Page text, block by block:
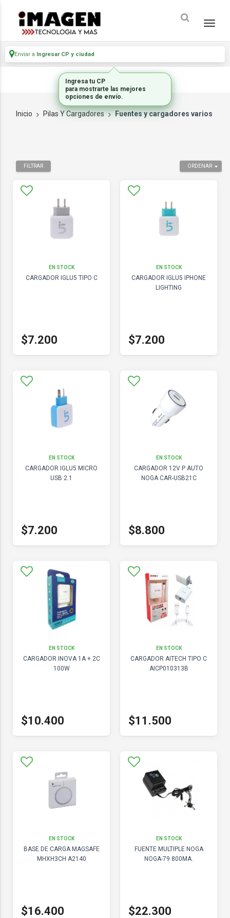
Enviar a Ingresar CP y ciudad
Inicio Pilas Y Cargadores Fuentes y cargadores varios
ORDENAR
FILTRAR
EN STOCK
CARGADOR IGLU5 TIPO C
$7.200
EN STOCK
CARGADOR IGLU5 IPHONE
LIGHTING
$7.200
EN STOCK
CARGADOR IGLU5 MICRO
USB 2.1
$7.200
EN STOCK
CARGADOR 12V P AUTO
NOGA CAR-USB21C
$8.800
EN STOCK
CARGADOR INOVA 1A + 2C
100W
$10.400
EN STOCK
CARGADOR AITECH TIPO C
AICP010313B
$11.500
EN STOCK
BASE DE CARGA MAGSAFE
MHXH3CH A2140
$16.400
EN STOCK
FUENTE MULTIPLE NOGA
NOGA-79 800MA.
$22.300
Ingresa tu CP
para mostrarte las mejores
opciones de envío.